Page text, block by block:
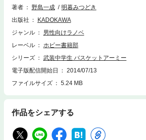
義をしてもらうというものだった。その矢先……前
滅』の前半部分を収録。 ※作品の表現や演出を
文縦組で制作しております。また一部のページを
著者 野島一成
明暮みつどき
出版社
KADOKAWA
ジャンル
男性向けラノベ
レーベル
ホビー書籍部
シリーズ
武装中学生 バスケットアーミー
電子版配信開始日
2014/07/13
ファイルサイズ
5.24 MB
作品をシェアする